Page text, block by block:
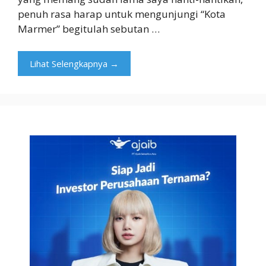
penuh rasa harap untuk mengunjungi “Kota
Marmer” begitulah sebutan …
Lihat Selengkapnya →